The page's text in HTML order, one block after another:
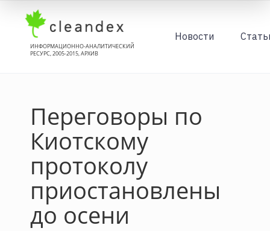
ИНФОРМАЦИОННО-АНАЛИТИЧЕСКИЙ
РЕСУРС, 2005-2015, АРХИВ
Новости
Переговоры по
Киотскому
протоколу
приостановлены
до осени